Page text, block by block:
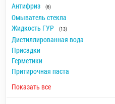
Антифриз (6)
Омыватель стекла
Жидкость ГУР
(13)
Дистиллированная вода
Присадки
Герметики
Притирочная паста
Показать все